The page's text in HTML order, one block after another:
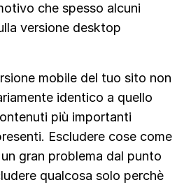
che spesso alcuni
versione desktop
mobile del tuo sito non
identico a quello
più importanti
Escludere cose come
gran problema dal punto
qualcosa solo perchè